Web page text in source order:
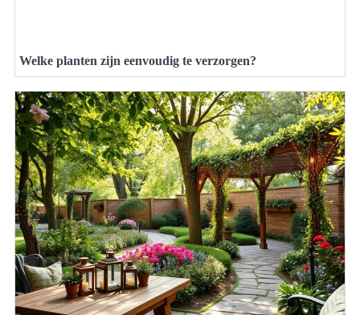
Welke planten zijn eenvoudig te verzorgen?